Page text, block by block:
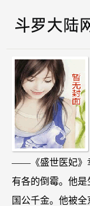
——《盛世医妃》
有各的倒霉。他
国公千金。他被